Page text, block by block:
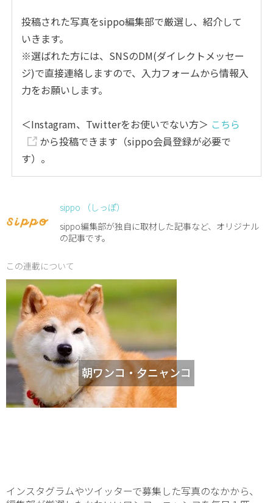
投稿された写真をsippo編集部で厳選し、紹介して
いきます。
※選ばれた方には、SNSのDM(ダイレクトメッセー
ジ)で直接連絡しますので、入力フォームから情報入
力をお願いします。
＜Instagram、Twitterをお使いでない方＞ こちら
から投稿できます（sippo会員登録が必要で
す）。
sippo （しっぽ）
sippo編集部が独自に取材した記事など、オリジナル
の記事です。
この連載について
朝ワンコ・夕ニャンコ
インスタグラムやツイッターで募集した写真のなかから、